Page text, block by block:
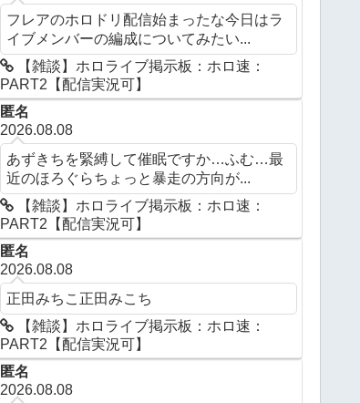
フレアのホロドリ配信始まったな今日はラ
イブメンバーの編成についてみたい...
【雑談】ホロライブ掲示板：ホロ速：
PART2【配信実況可】
匿名
2026.08.08
あずきちを緊縛して催眠ですか…ふむ…最
近のほろぐらちょっと暴走の方向が...
【雑談】ホロライブ掲示板：ホロ速：
PART2【配信実況可】
匿名
2026.08.08
正田みちこ正田みこち
【雑談】ホロライブ掲示板：ホロ速：
PART2【配信実況可】
匿名
2026.08.08